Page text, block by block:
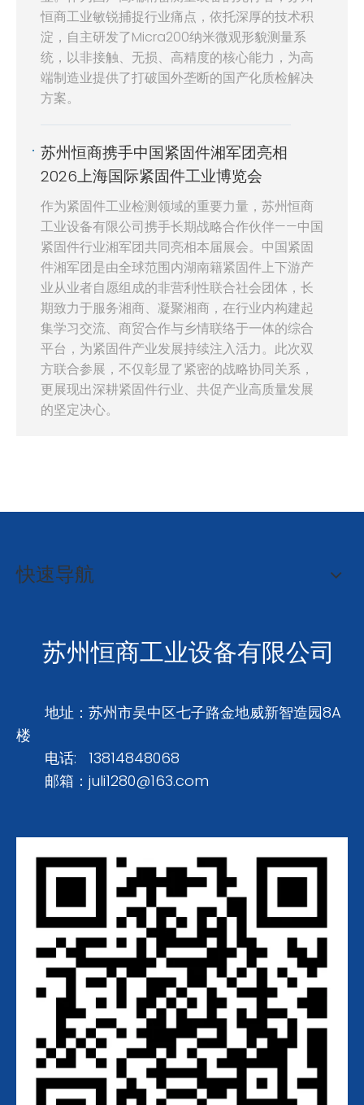
恒商工业敏锐捕捉行业痛点，依托深厚的技术积
淀，自主研发了Micra200纳米微观形貌测量系
统，以非接触、无损、高精度的核心能力，为高
端制造业提供了打破国外垄断的国产化质检解决
方案。
苏州恒商携手中国紧固件湘军团亮相
2026上海国际紧固件工业博览会
作为紧固件工业检测领域的重要力量，苏州恒商
工业设备有限公司携手长期战略合作伙伴——中国
紧固件行业湘军团共同亮相本届展会。中国紧固
件湘军团是由全球范围内湖南籍紧固件上下游产
业从业者自愿组成的非营利性联合社会团体，长
期致力于服务湘商、凝聚湘商，在行业内构建起
集学习交流、商贸合作与乡情联络于一体的综合
平台，为紧固件产业发展持续注入活力。此次双
方联合参展，不仅彰显了紧密的战略协同关系，
更展现出深耕紧固件行业、共促产业高质量发展
的坚定决心。
快速导航
苏州恒商工业设备有限公司
地址：苏州市吴中区七子路金地威新智造园8A
楼
电话: 13814848068
邮箱： juli1280@163.com